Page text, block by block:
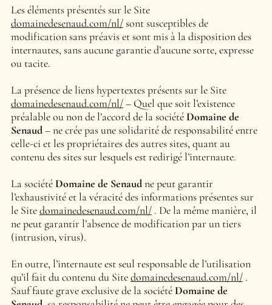
Les éléments présentés sur le Site
domainedesenaud.com/nl/sont susceptibles de
modification sans préavis et sont mis à la disposition des
internautes, sans aucune garantie d’aucune sorte, expresse
ou tacite.
La présence de liens hypertextes présents sur le Site
domainedesenaud.com/nl/– Quel que soit l’existence
préalable ou non de l’accord de la sociétéDomaine de
Senaud– ne crée pas une solidarité de responsabilité entre
celle-ci et les propriétaires des autres sites, quant au
contenu des sites sur lesquels est redirigé l’internaute.
La sociétéDomaine de Senaudne peut garantir
l’exhaustivité et la véracité des informations présentes sur
le Sitedomainedesenaud.com/nl/. De la même manière, il
ne peut garantir l’absence de modification par un tiers
(intrusion, virus).
En outre, l’internaute est seul responsable de l’utilisation
qu’il fait du contenu du Sitedomainedesenaud.com/nl/.
Sauf faute grave exclusive de la sociétéDomaine de